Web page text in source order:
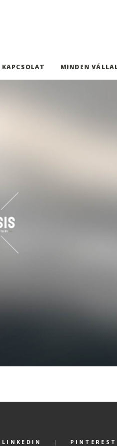
KAPCSOLAT MINDEN
LINKEDIN PINTEREST